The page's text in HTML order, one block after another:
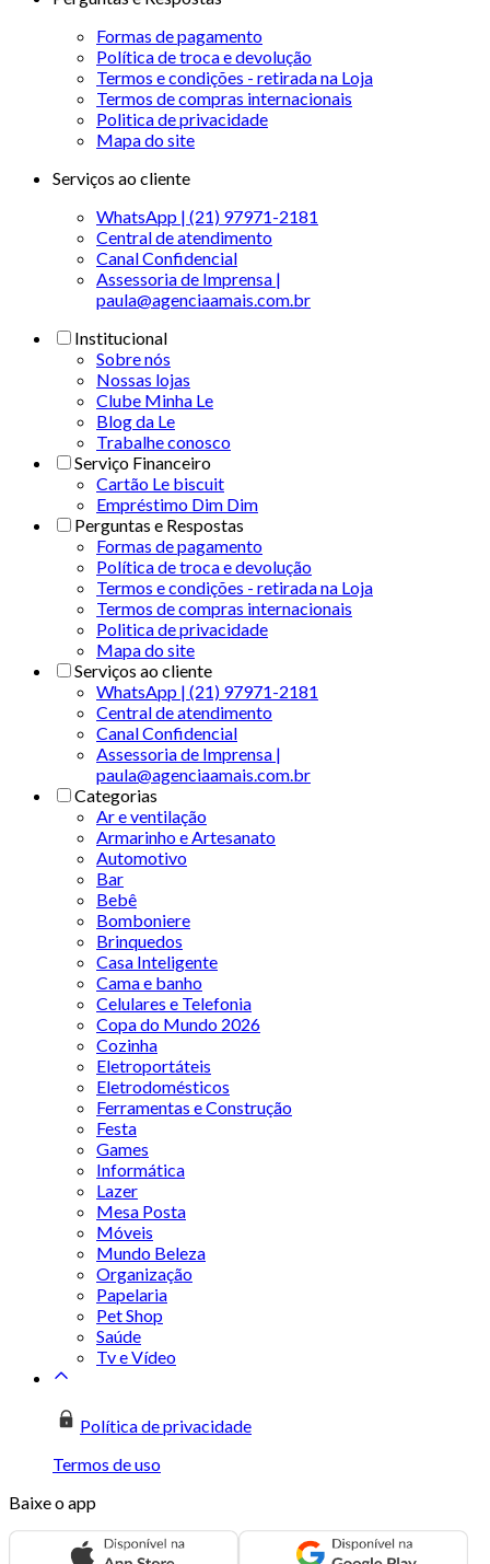
Formas de pagamento
Política de troca e devolução
Termos e condições - retirada na Loja
Termos de compras internacionais
Politica de privacidade
Mapa do site
Serviços ao cliente
WhatsApp | (21) 97971-2181
Central de atendimento
Canal Confidencial
Assessoria de Imprensa |
paula@agenciaamais.com.br
Institucional
Sobre nós
Nossas lojas
Clube Minha Le
Blog da Le
Trabalhe conosco
Serviço Financeiro
Cartão Le biscuit
Empréstimo Dim Dim
Perguntas e Respostas
Formas de pagamento
Política de troca e devolução
Termos e condições - retirada na Loja
Termos de compras internacionais
Politica de privacidade
Mapa do site
Serviços ao cliente
WhatsApp | (21) 97971-2181
Central de atendimento
Canal Confidencial
Assessoria de Imprensa |
paula@agenciaamais.com.br
Categorias
Ar e ventilação
Armarinho e Artesanato
Automotivo
Bar
Bebê
Bomboniere
Brinquedos
Casa Inteligente
Cama e banho
Celulares e Telefonia
Copa do Mundo 2026
Cozinha
Eletroportáteis
Eletrodomésticos
Ferramentas e Construção
Festa
Games
Informática
Lazer
Mesa Posta
Móveis
Mundo Beleza
Organização
Papelaria
Pet Shop
Saúde
Tv e Vídeo
Política de privacidade
Termos de uso
Baixe o app